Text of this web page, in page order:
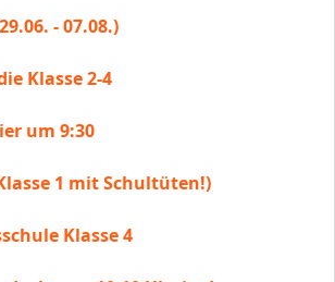
- 07.08.)
Klasse 2-4
um 9:30
1 mit Schultüten!)
Klasse 4